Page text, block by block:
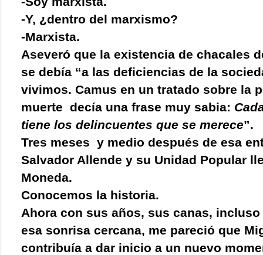
-Y, ¿dentro del marxismo?
-Marxista.
Aseveró que la existencia de chacales
se debía “a las deficiencias de la
vivimos. Camus en un tratado sobre la
muerte decía una frase muy sabia:
tiene los delincuentes que se merece”.
Tres meses y medio después de esa
Salvador Allende y su Unidad Popular
Moneda.
Conocemos la historia.
Ahora con sus años, sus canas,
esa sonrisa cercana, me pareció que
contribuía a dar inicio a un nuevo